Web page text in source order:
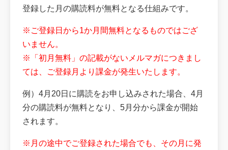
登録した月の購読料が無料となる仕組みです。
※ご登録日から1か月間無料となるものではござ
いません。
※「初月無料」の記載がないメルマガにつきまし
ては、ご登録月より課金が発生いたします。
例）4月20日に購読をお申し込みされた場合、4月
分の購読料が無料となり、5月分から課金が開始
されます。
※月の途中でご登録された場合でも、その月に発